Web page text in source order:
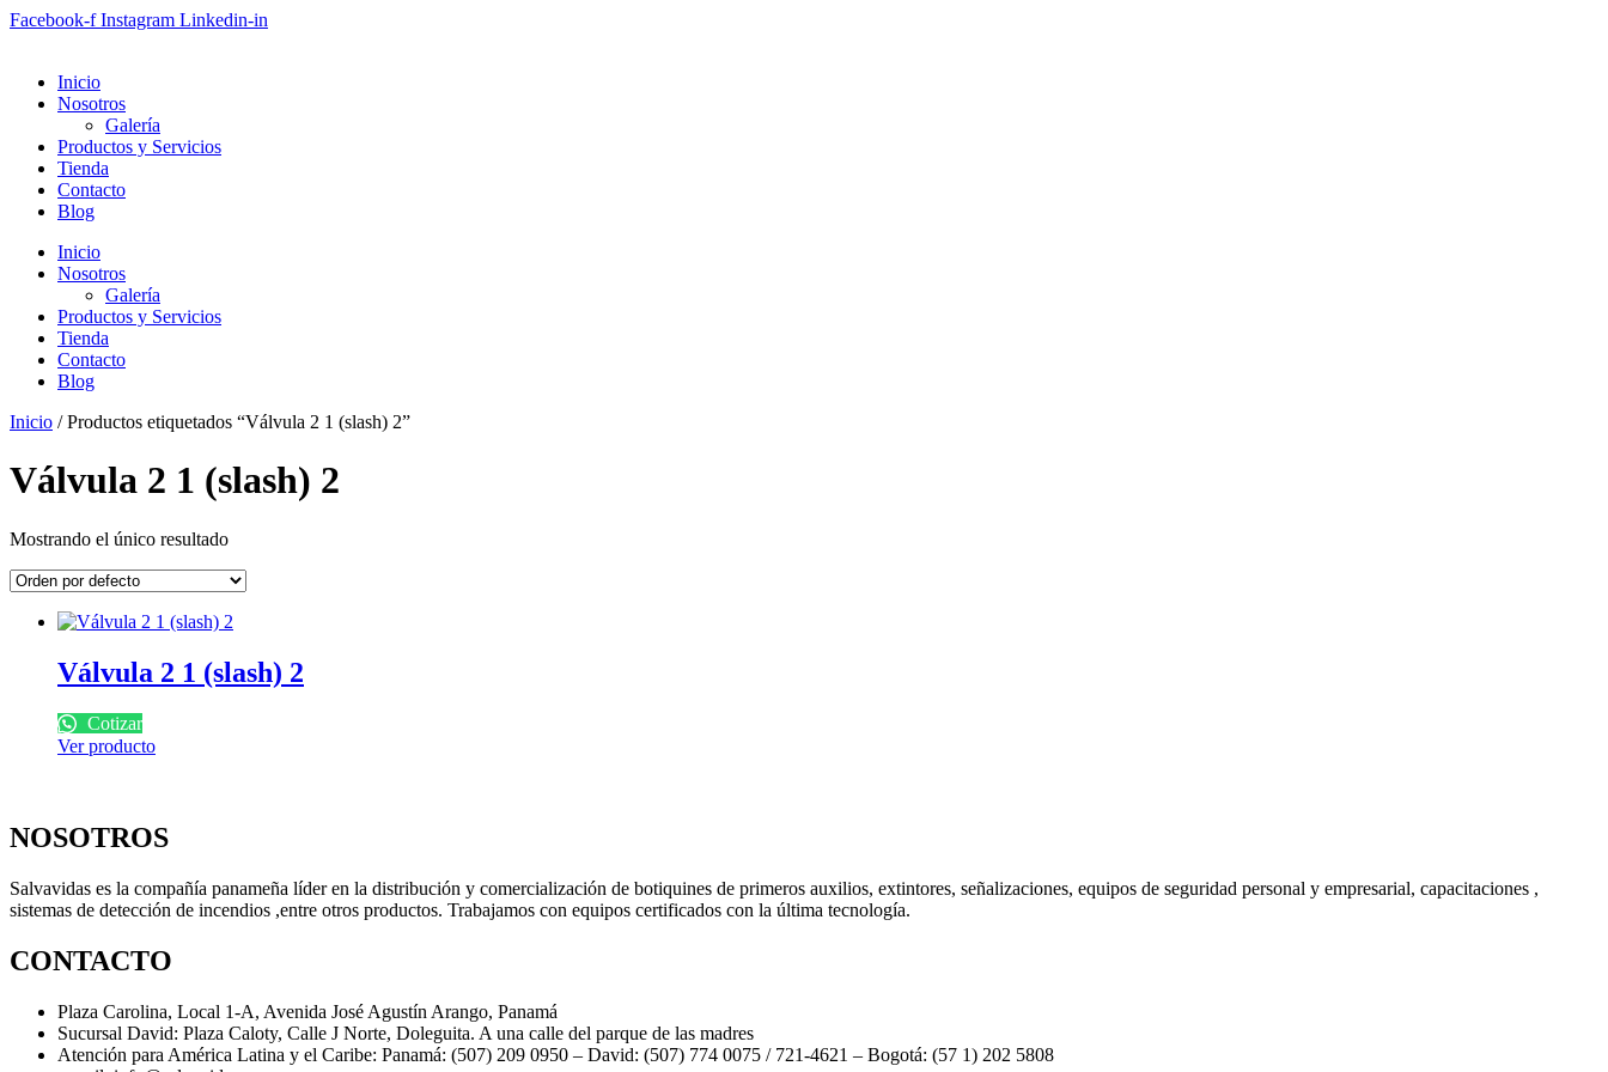
Saltar
Facebook-f Instagram Linkedin-in
Inicio
Nosotros
Galería
Productos y Servicios
Tienda
Contacto
Blog
Inicio
Nosotros
Galería
Productos y Servicios
Tienda
Contacto
Blog
Inicio / Productos etiquetados “Válvula 2 1 (slash) 2”
Válvula 2 1 (slash) 2
Mostrando el único resultado
Válvula 2 1 (slash) 2
Cotizar
Ver producto
NOSOTROS
Salvavidas es la compañía panameña líder en la distribución y comercialización de botiquines de primeros auxilios, extintores, señalizaciones, equipos de seguridad personal y empresarial, capacitaciones ,
sistemas de detección de incendios ,entre otros productos. Trabajamos con equipos certificados con la última tecnología.
CONTACTO
Plaza Carolina, Local 1-A, Avenida José Agustín Arango, Panamá
Sucursal David: Plaza Caloty, Calle J Norte, Doleguita. A una calle del parque de las madres
Atención para América Latina y el Caribe: Panamá: (507) 209 0950 – David: (507) 774 0075 / 721-4621 – Bogotá: (57 1) 202 5808